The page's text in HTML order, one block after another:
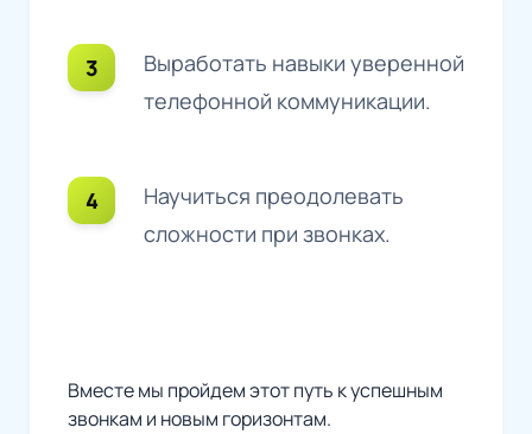
Выработать навыки уверенной
телефонной коммуникации.
Научиться преодолевать
сложности при звонках.
Вместе мы пройдем этот путь к успешным
звонкам и новым горизонтам.